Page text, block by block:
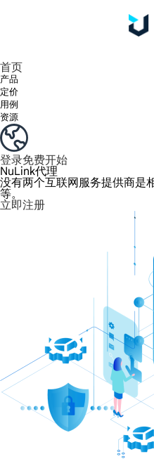
首页
产品
定价
用例
资源
登录免费开始
NuLink代理
没有两个互联网服务提供商是
等。
立即注册